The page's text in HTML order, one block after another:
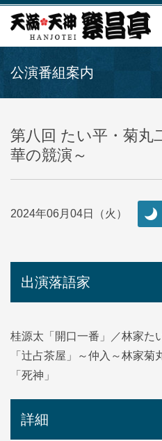
公演番組案内
第八回 たい平・菊丸
華の競演～
2024年06月04日（火）
出演落語家
桂源太「開口一番」／林家た
「辻占茶屋」～仲入～林家
「死神」
詳細